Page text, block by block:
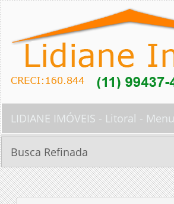
LIDIANE IMÓVEIS - Litoral - Menu
Busca Refinada